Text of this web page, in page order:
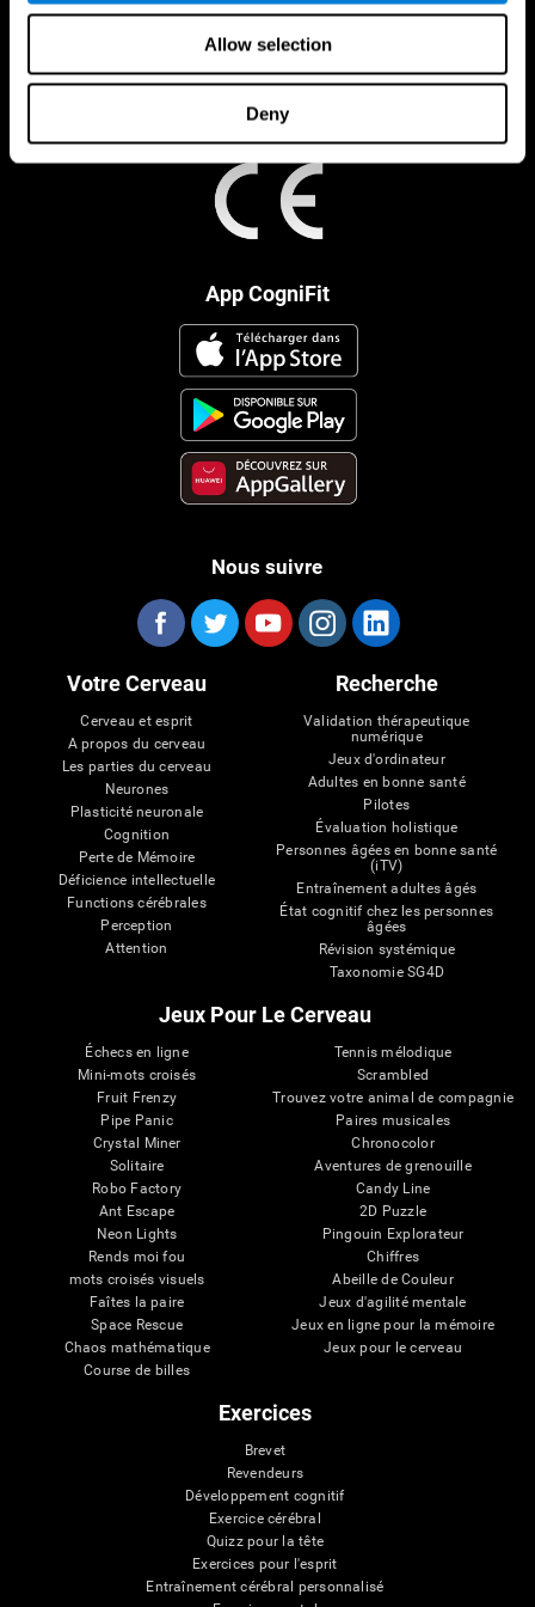
Allow selection
Deny
App CogniFit
Nous suivre
Votre Cerveau
Cerveau et esprit
A propos du cerveau
Les parties du cerveau
Neurones
Plasticité neuronale
Cognition
Perte de Mémoire
Déficience intellectuelle
Functions cérébrales
Perception
Attention
Recherche
Validation thérapeutique
numérique
Jeux d'ordinateur
Adultes en bonne santé
Pilotes
Évaluation holistique
Personnes âgées en bonne santé
(iTV)
Entraînement adultes âgés
État cognitif chez les personnes
âgées
Révision systémique
Taxonomie SG4D
Jeux Pour Le Cerveau
Échecs en ligne
Mini-mots croisés
Fruit Frenzy
Pipe Panic
Crystal Miner
Solitaire
Robo Factory
Ant Escape
Neon Lights
Rends moi fou
mots croisés visuels
Faîtes la paire
Space Rescue
Chaos mathématique
Course de billes
Tennis mélodique
Scrambled
Trouvez votre animal de compagnie
Paires musicales
Chronocolor
Aventures de grenouille
Candy Line
2D Puzzle
Pingouin Explorateur
Chiffres
Abeille de Couleur
Jeux d'agilité mentale
Jeux en ligne pour la mémoire
Jeux pour le cerveau
Exercices
Brevet
Revendeurs
Développement cognitif
Exercice cérébral
Quizz pour la tête
Exercices pour l'esprit
Entraînement cérébral personnalisé